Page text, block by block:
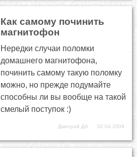
Как самому починить
магнитофон
Нередки случаи поломки
домашнего магнитофона,
починить самому такую поломку
можно, но прежде подумайте
способны ли вы вообще на такой
смелый поступок :)
Дмитрий ДА 02.04.2009